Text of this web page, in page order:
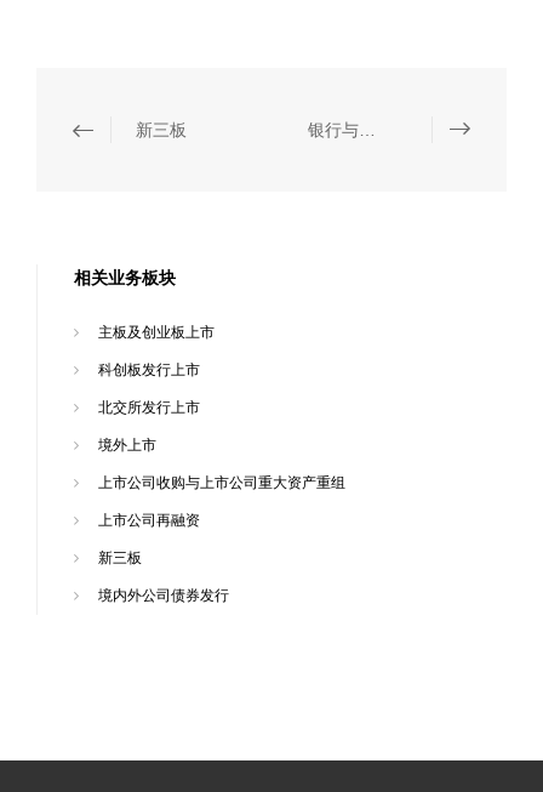
新三板
相关业务板块
主板及创业板上市
科创板发行上市
北交所发行上市
境外上市
上市公司收购与上市公司重大资产重组
上市公司再融资
新三板
境内外公司债券发行